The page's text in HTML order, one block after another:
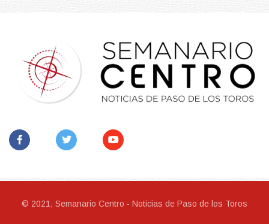
© 2021, Semanario Centro - Noticias de Paso de los Toros